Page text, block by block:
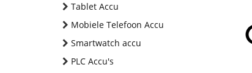
Tablet Accu
Mobiele Telefoon Accu
Smartwatch accu
PLC Accu's